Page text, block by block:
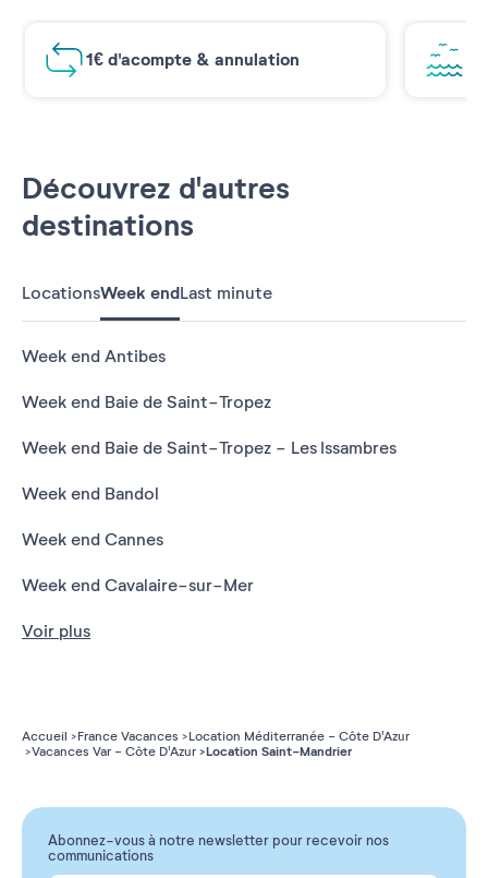
1€ d'acompte & annulation
Découvrez d'autres
destinations
LocationsWeek endLast minute
Week end Antibes
Week end Baie de Saint-Tropez
Week end Baie de Saint-Tropez - Les Issambres
Week end Bandol
Week end Cannes
Week end Cavalaire-sur-Mer
Voir plus
Accueil France Vacances
Location Méditerranée - Côte D'Azur
Vacances Var - Côte D'Azur
Location Saint-Mandrier
Abonnez-vous à notre newsletter pour recevoir nos
communications